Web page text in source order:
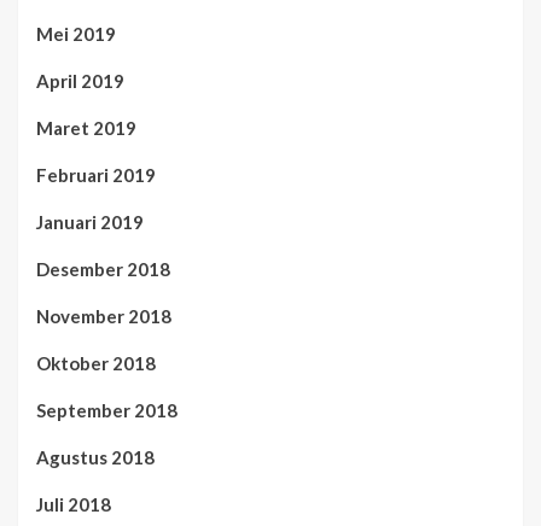
Mei 2019
April 2019
Maret 2019
Februari 2019
Januari 2019
Desember 2018
November 2018
Oktober 2018
September 2018
Agustus 2018
Juli 2018